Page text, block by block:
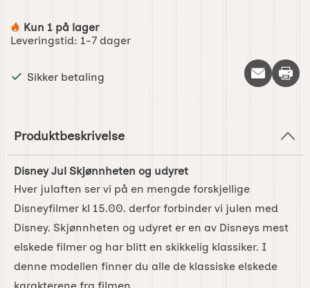
Produkttilgjengelighet:
Kun 1 på lager
Leveringstid: 1-7 dager
Sikker betaling Skriv
Produktbeskrivelse
Disney Jul Skjønnheten og udyret
Hver julaften ser vi på en mengde forskjellige
Disneyfilmer kl 15.00. derfor forbinder vi julen med
Disney. Skjønnheten og udyret er en av Disneys mest
elskede filmer og har blitt en skikkelig klassiker. I
denne modellen finner du alle de klassiske elskede